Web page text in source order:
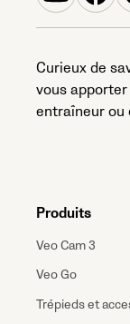
Curieux de
vous
entraîneur ou
Produits
Veo Cam 3
Veo Go
Trépieds et